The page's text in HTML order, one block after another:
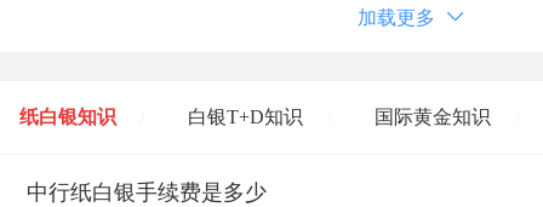
加载更多
纸白银知识 白银T+D知识 国际黄金知识
黄金T+D知识 / 粤贵银知识
中行纸白银手续费是多少